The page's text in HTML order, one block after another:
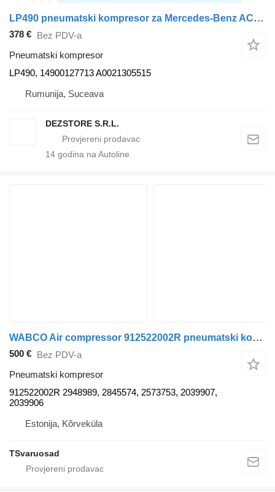
LP490 pneumatski kompresor za Mercedes-Benz ACTROS MP4 tegljača
378 € Bez PDV-a
Pneumatski kompresor
LP490, 14900127713 A0021305515
Rumunija, Suceava
DEZSTORE S.R.L.
14 godina na Autoline
WABCO Air compressor 912522002R pneumatski kompresor za Scania tegljača
500 € Bez PDV-a
Pneumatski kompresor
912522002R 2948989, 2845574, 2573753, 2039907,
2039906
Estonija, Kõrveküla
TSvaruosad